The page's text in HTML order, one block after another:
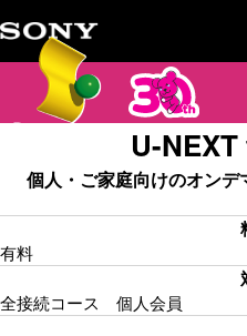
U-
個人・ご家庭向けのオンデ
有料
全接続コース 個人会員